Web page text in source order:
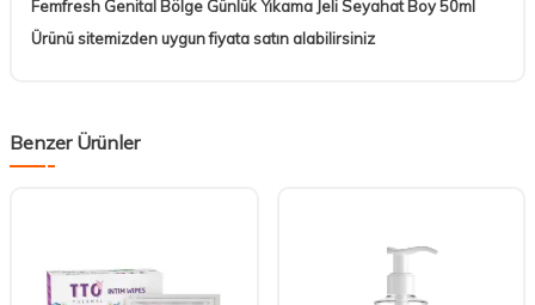
Femfresh Genital Bölge Günlük Yıkama Jeli Seyahat Boy 50ml
Ürünü sitemizden uygun fiyata satın alabilirsiniz
Benzer Ürünler